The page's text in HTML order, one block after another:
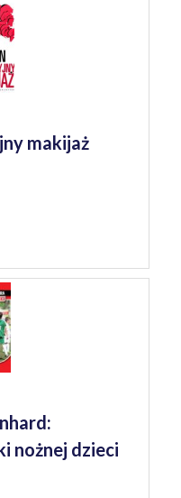
makijaż
nożnej dzieci